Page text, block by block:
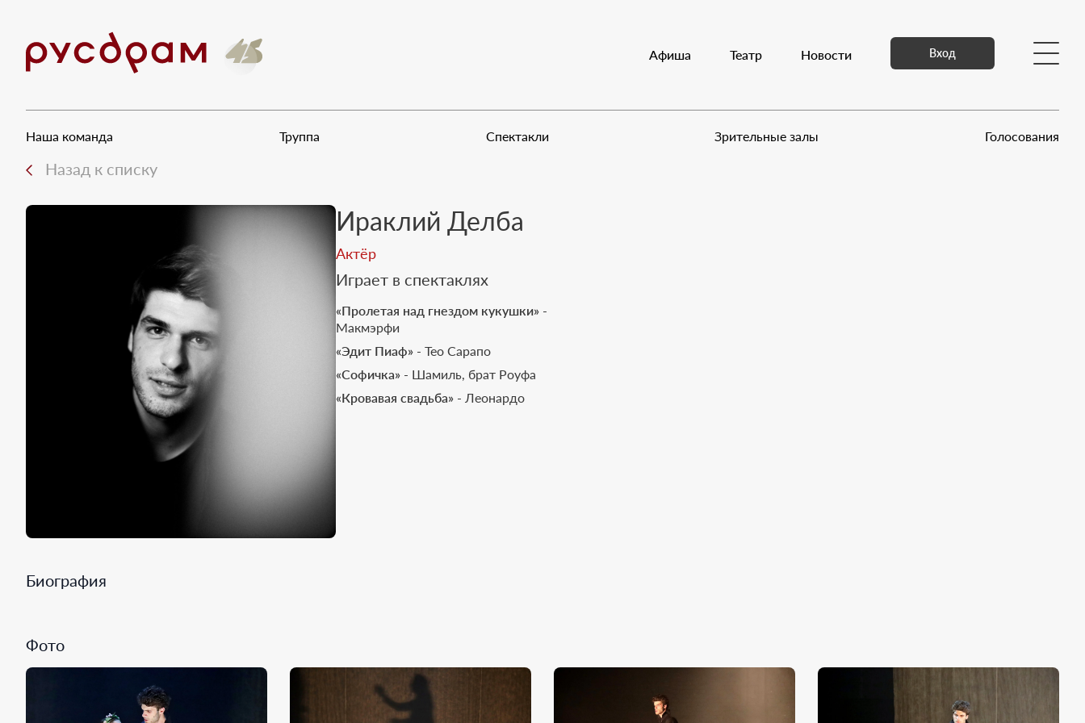
Афиша Театр Новости
Документы Медиа Контакты Вход
Наша команда Труппа Спектакли Зрительные залы Голосования
Назад к списку
Ираклий Делба
Актёр
Играет в спектаклях
«Пролетая над гнездом кукушки» -
Макмэрфи
«Эдит Пиаф» - Тео Сарапо
«Софичка» - Шамиль, брат Роуфа
«Кровавая свадьба» - Леонардо
Биография
Фото